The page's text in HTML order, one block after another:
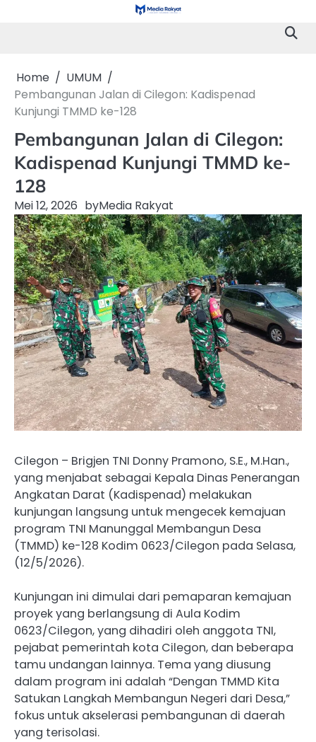
Home
UMUM
Pembangunan Jalan di Cilegon: Kadispenad
Kunjungi TMMD ke-128
Pembangunan Jalan di Cilegon:
Kadispenad Kunjungi TMMD ke-
128
Mei 12, 2026 byMedia Rakyat
Cilegon – Brigjen TNI Donny Pramono, S.E., M.Han.,
yang menjabat sebagai Kepala Dinas Penerangan
Angkatan Darat (Kadispenad) melakukan
kunjungan langsung untuk mengecek kemajuan
program TNI Manunggal Membangun Desa
(TMMD) ke-128 Kodim 0623/Cilegon pada Selasa,
(12/5/2026).
Kunjungan ini dimulai dari pemaparan kemajuan
proyek yang berlangsung di Aula Kodim
0623/Cilegon, yang dihadiri oleh anggota TNI,
pejabat pemerintah kota Cilegon, dan beberapa
tamu undangan lainnya. Tema yang diusung
dalam program ini adalah “Dengan TMMD Kita
Satukan Langkah Membangun Negeri dari Desa,”
fokus untuk akselerasi pembangunan di daerah
yang terisolasi.